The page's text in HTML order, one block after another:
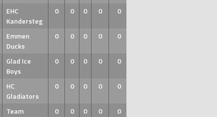
EHC
Kandersteg
0 0 0 0 0
Emmen
Ducks
0 0 0 0 0
Glad Ice
Boys
0 0 0 0 0
HC
Gladiators
0 0 0 0 0
Team
0 0 0 0 0